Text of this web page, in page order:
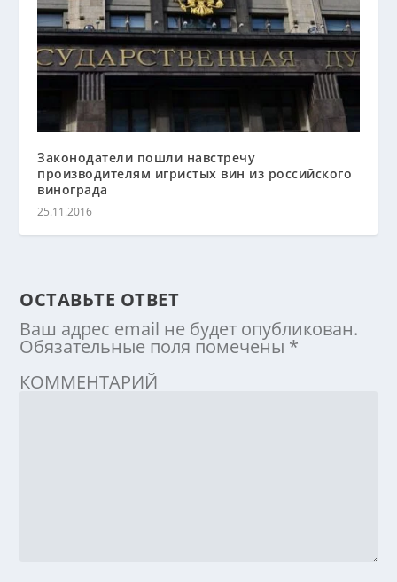
Законодатели пошли навстречу
производителям игристых вин из российского
винограда
25.11.2016
ОСТАВЬТЕ ОТВЕТ
Ваш адрес email не будет опубликован.
Обязательные поля помечены *
КОММЕНТАРИЙ